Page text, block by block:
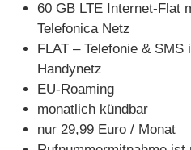
60 GB LTE Internet-Flat
Telefonica Netz
FLAT – Telefonie &
Handynetz
EU-Roaming
monatlich kündbar
nur 29,99 Euro / Monat